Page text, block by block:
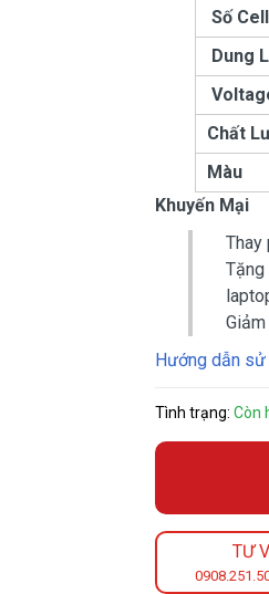
Số Cell
Dung
Chất
Màu
Khuyến Mại
Thay
Hướng dẫn
Tình trạng:Còn
TƯ